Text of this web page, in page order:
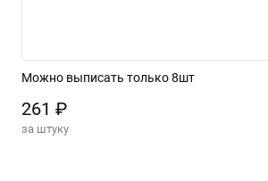
Можно выписать только 8шт
261 ₽
за штуку